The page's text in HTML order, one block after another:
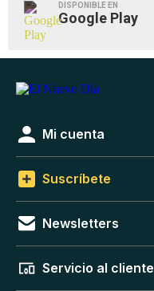
DISPONIBLE EN
Google Play
Mi cuenta
Suscríbete
Newsletters
Servicio al cliente